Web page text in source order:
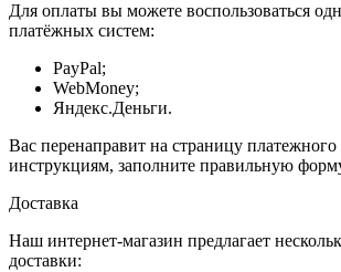
Для оплаты вы можете воспользоваться
платёжных систем:
PayPal;
WebMoney;
Яндекс.Деньги.
Вас перенаправит на страницу платежного
инструкциям, заполните правильную
Доставка
Наш интернет-магазин предлагает
доставки: